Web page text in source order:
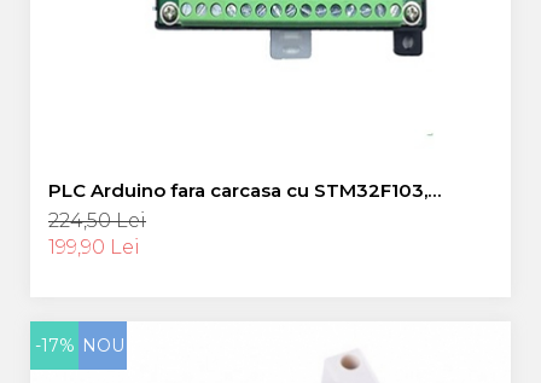
PLC Arduino fara carcasa cu STM32F103,
output 8 relee, input 14 relee
224,50 Lei
199,90 Lei
-17% NOU